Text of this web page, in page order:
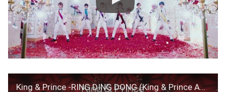
King & Prince -RING DING DONG (King & Prince ARENA TOUR 2022 〜Made in〜)